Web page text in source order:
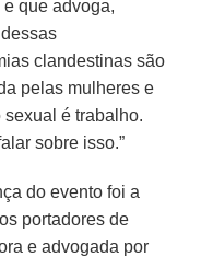
que advoga,
clandestinas são
pelas mulheres e
é trabalho.
sobre isso.”
do evento foi a
portadores de
e advogada por